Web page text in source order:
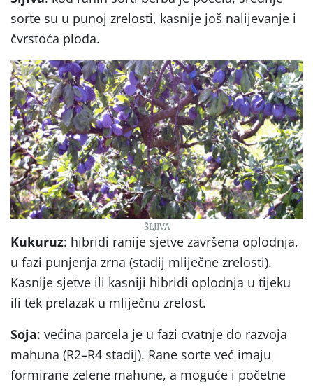
sorte su u punoj zrelosti, kasnije još nalijevanje i
čvrstoća ploda.
ŠLJIVA
Kukuruz: hibridi ranije sjetve završena oplodnja,
u fazi punjenja zrna (stadij mliječne zrelosti).
Kasnije sjetve ili kasniji hibridi oplodnja u tijeku
ili tek prelazak u mliječnu zrelost.
Soja: većina parcela je u fazi cvatnje do razvoja
mahuna (R2–R4 stadij). Rane sorte već imaju
formirane zelene mahune, a moguće i početne